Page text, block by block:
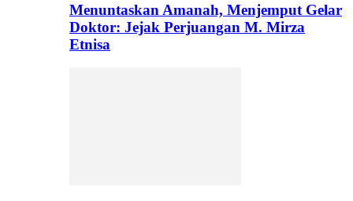
Menuntaskan Amanah, Menjemput Gelar
Doktor: Jejak Perjuangan M. Mirza
Etnisa